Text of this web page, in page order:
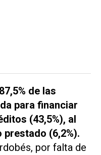
de las
para financiar
(43,5%), al
prestado (6,2%).
por falta de